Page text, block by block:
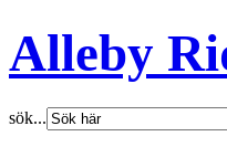
Alleby
sök...